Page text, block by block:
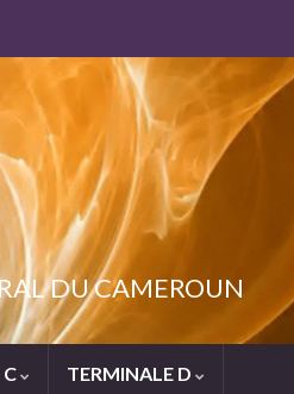
DU CAMEROUN
TERMINALE D